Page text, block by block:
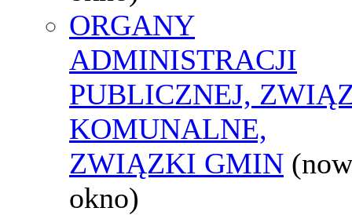
ORGANY
ADMINISTRACJI
PUBLICZNEJ,
KOMUNALNE,
ZWIĄZKI GMIN
okno)